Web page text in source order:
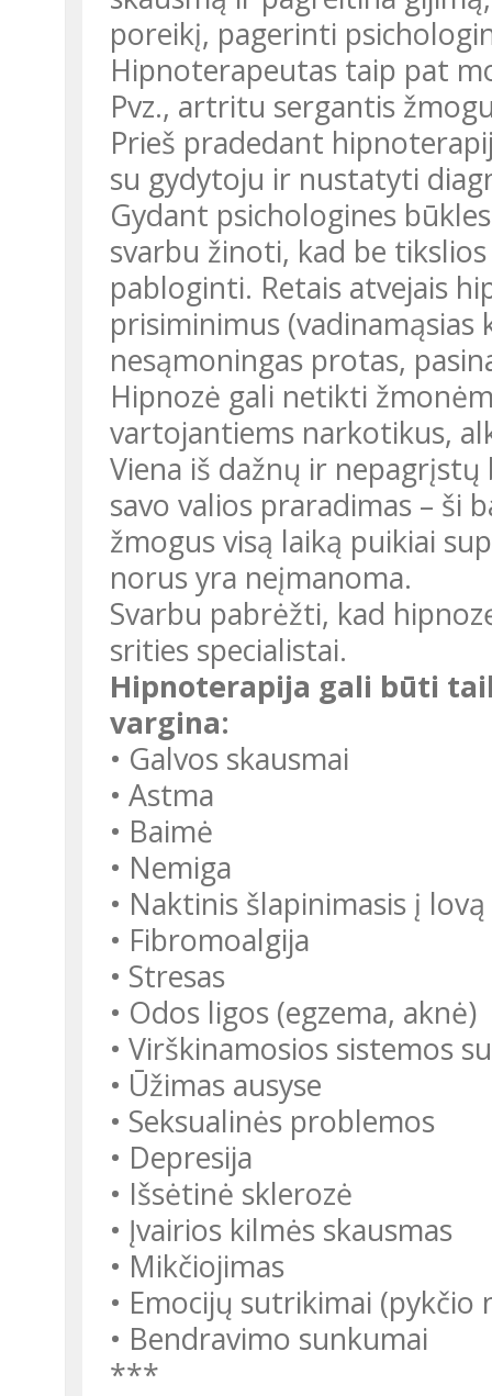
poreikį, pagerinti
Hipnoterapeutas taip pat
Pvz., artritu sergantis
Prieš pradedant
su gydytoju ir nustatyti
Gydant psichologines
svarbu žinoti, kad be
pabloginti. Retais atvejais
prisiminimus
nesąmoningas protas,
Hipnozė gali netikti
vartojantiems narkotikus,
Viena iš dažnų ir nepagrįstų
savo valios praradimas – ši
žmogus visą laiką puikiai
norus yra neįmanoma.
Svarbu pabrėžti, kad
srities specialistai.
Hipnoterapija gali būti
vargina:
• Galvos skausmai
• Astma
• Baimė
• Nemiga
• Naktinis šlapinimasis į lovą
• Fibromoalgija
• Stresas
• Odos ligos (egzema, aknė)
• Virškinamosios sistemos
• Ūžimas ausyse
• Seksualinės problemos
• Depresija
• Išsėtinė sklerozė
• Įvairios kilmės skausmas
• Mikčiojimas
• Emocijų sutrikimai (pykčio
• Bendravimo sunkumai
***